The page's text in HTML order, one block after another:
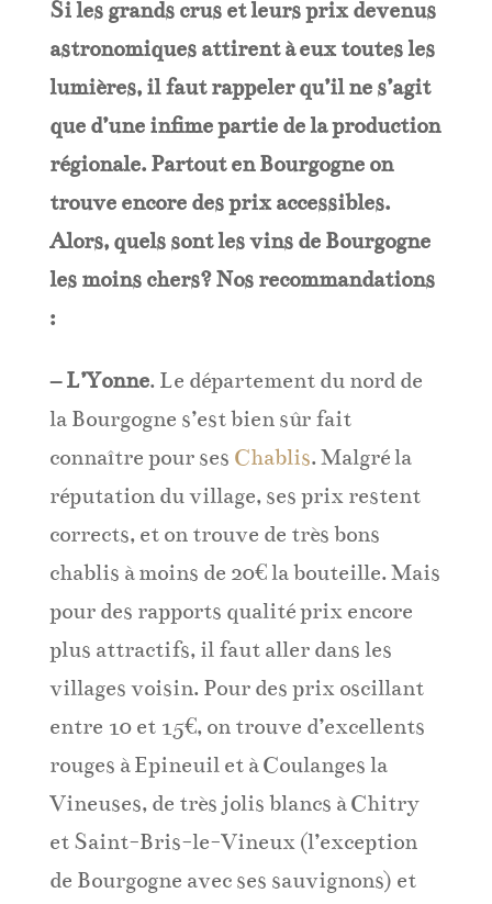
Si les grands crus et leurs prix devenus
astronomiques attirent à eux toutes les
lumières, il faut rappeler qu’il ne s’agit
que d’une infime partie de la production
régionale. Partout en Bourgogne on
trouve encore des prix accessibles.
Alors, quels sont les vins de Bourgogne
les moins chers? Nos recommandations
:
– L’Yonne. Le département du nord de
la Bourgogne s’est bien sûr fait
connaître pour ses Chablis. Malgré la
réputation du village, ses prix restent
corrects, et on trouve de très bons
chablis à moins de 20€ la bouteille. Mais
pour des rapports qualité prix encore
plus attractifs, il faut aller dans les
villages voisin. Pour des prix oscillant
entre 10 et 15€, on trouve d’excellents
rouges à Epineuil et à Coulanges la
Vineuses, de très jolis blancs à Chitry
et Saint-Bris-le-Vineux (l’exception
de Bourgogne avec ses sauvignons) et